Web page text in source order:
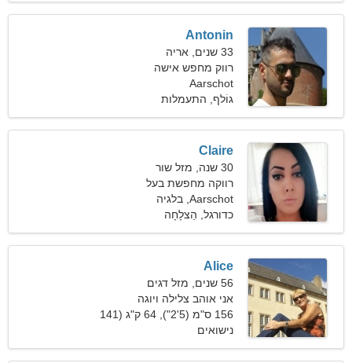
Antonin
33 שנים, אריה
רווק מחפש אישה
Aarschot
גוֹלף, התעמלות
Claire
30 שנה, מזל שור
רווקה מחפשת בעל
Aarschot, בלגיה
כדורגל, הַצלָחָה
Alice
56 שנים, מזל דגים
אני אוהב צלילה ויוגה
156 ס"מ (5'2"), 64 ק"ג (141
פאונד)
נישואים